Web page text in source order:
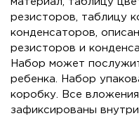
материал, таблицу
резисторов, таблицу
конденсаторов,
резисторов и
Набор может
ребенка. Набор
коробку. Все
зафиксированы внутри.